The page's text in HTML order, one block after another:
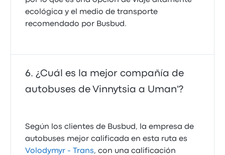
ecológica y el medio de transporte
recomendado por Busbud.
¿Cuál es la mejor compañía de
autobuses de Vinnytsia a Uman'?
Según los clientes de Busbud, la empresa de
autobuses mejor calificada en esta ruta es
Volodymyr - Trans, con una calificación